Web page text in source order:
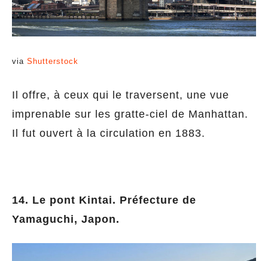
via Shutterstock
Il offre, à ceux qui le traversent, une vue
imprenable sur les gratte-ciel de Manhattan.
Il fut ouvert à la circulation en 1883.
14. Le pont Kintai. Préfecture de
Yamaguchi, Japon.